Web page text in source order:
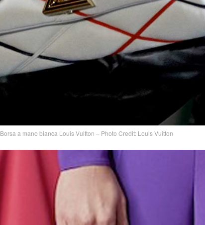
Borsa a mano bianca Louis Vuitton – Photo Credit: Louis Vuitton